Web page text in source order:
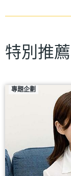
特別推薦
專題企劃